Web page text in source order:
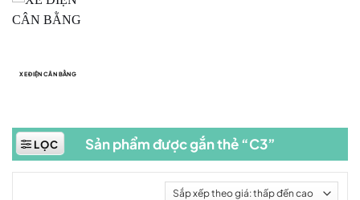
XE ĐIỆN CÂN BẰNG
Sản phẩm được gắn thẻ “C3”
LỌC